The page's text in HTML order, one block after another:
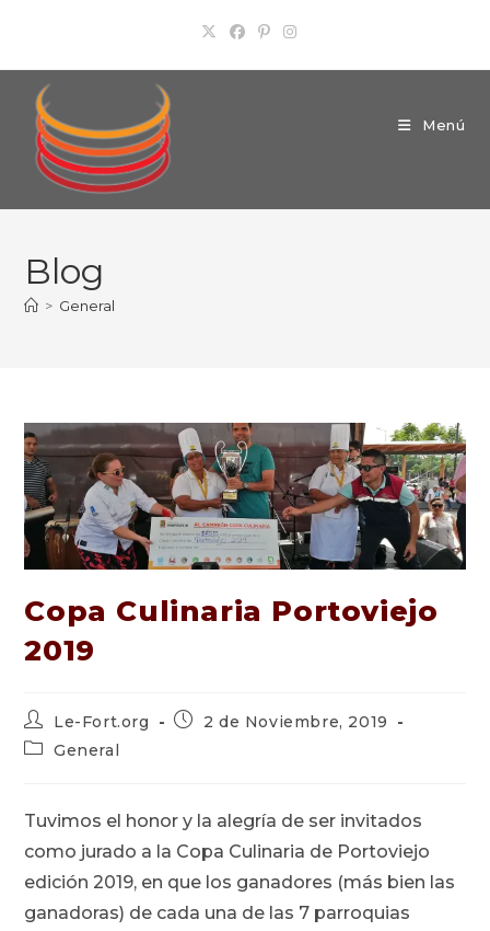
contenido
Menú
Blog
> General
Copa Culinaria Portoviejo
2019
Autor
de
la
Le-Fort.org
Publicación
2 de Noviembre, 2019
Categoría
entrada:
General
Tuvimos el honor y la alegría de ser invitados
como jurado a la Copa Culinaria de Portoviejo
edición 2019, en que los ganadores (más bien las
ganadoras) de cada una de las 7 parroquias